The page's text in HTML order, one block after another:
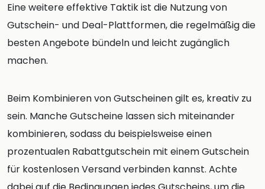
Eine weitere effektive Taktik ist die Nutzung von
Gutschein- und Deal-Plattformen, die regelmäßig die
besten Angebote bündeln und leicht zugänglich
machen.
Beim Kombinieren von Gutscheinen gilt es, kreativ zu
sein. Manche Gutscheine lassen sich miteinander
kombinieren, sodass du beispielsweise einen
prozentualen Rabattgutschein mit einem Gutschein
für kostenlosen Versand verbinden kannst. Achte